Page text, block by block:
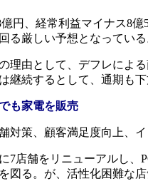
円、経常利益マイナス8
る厳しい予想となっている
由として、デフレによ
継続するとして、通期も下
も家電を販売
対策、顧客満足度向上、
7店舗をリニューアルし、
図る。が、活性化困難な